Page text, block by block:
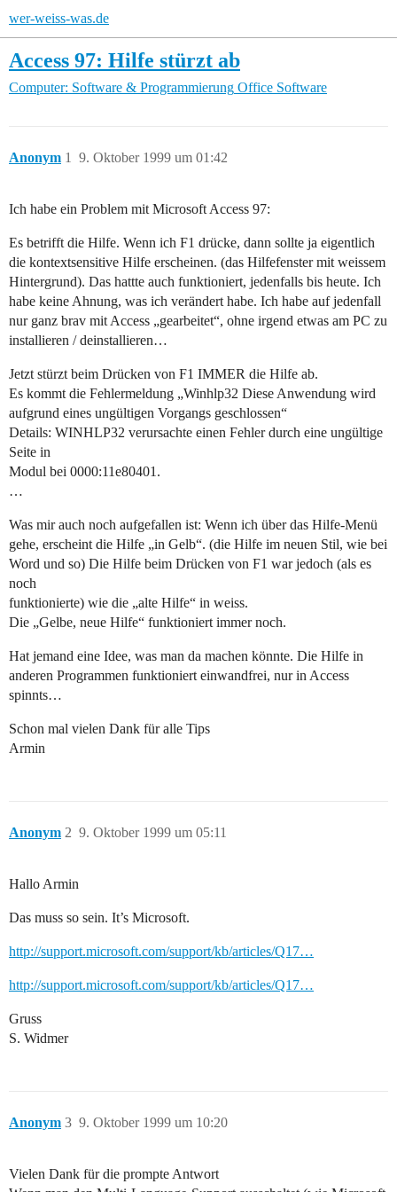
wer-weiss-was.de
Access 97: Hilfe stürzt ab
Computer: Software & Programmierung Office Software
Anonym 9. Oktober 1999 um 01:42
1
Ich habe ein Problem mit Microsoft Access 97:
Es betrifft die Hilfe. Wenn ich F1 drücke, dann sollte ja eigentlich
die kontextsensitive Hilfe erscheinen. (das Hilfefenster mit weissem
Hintergrund). Das hattte auch funktioniert, jedenfalls bis heute. Ich
habe keine Ahnung, was ich verändert habe. Ich habe auf jedenfall
nur ganz brav mit Access „gearbeitet“, ohne irgend etwas am PC zu
installieren / deinstallieren…
Jetzt stürzt beim Drücken von F1 IMMER die Hilfe ab.
Es kommt die Fehlermeldung „Winhlp32 Diese Anwendung wird
aufgrund eines ungültigen Vorgangs geschlossen“
Details: WINHLP32 verursachte einen Fehler durch eine ungültige
Seite in
Modul bei 0000:11e80401.
…
Was mir auch noch aufgefallen ist: Wenn ich über das Hilfe-Menü
gehe, erscheint die Hilfe „in Gelb“. (die Hilfe im neuen Stil, wie bei
Word und so) Die Hilfe beim Drücken von F1 war jedoch (als es
noch
funktionierte) wie die „alte Hilfe“ in weiss.
Die „Gelbe, neue Hilfe“ funktioniert immer noch.
Hat jemand eine Idee, was man da machen könnte. Die Hilfe in
anderen Programmen funktioniert einwandfrei, nur in Access
spinnts…
Schon mal vielen Dank für alle Tips
Armin
Anonym 9. Oktober 1999 um 05:11
2
Hallo Armin
Das muss so sein. It’s Microsoft.
http://support.microsoft.com/support/kb/articles/Q17…
http://support.microsoft.com/support/kb/articles/Q17…
Gruss
S. Widmer
Anonym 9. Oktober 1999 um 10:20
3
Vielen Dank für die prompte Antwort